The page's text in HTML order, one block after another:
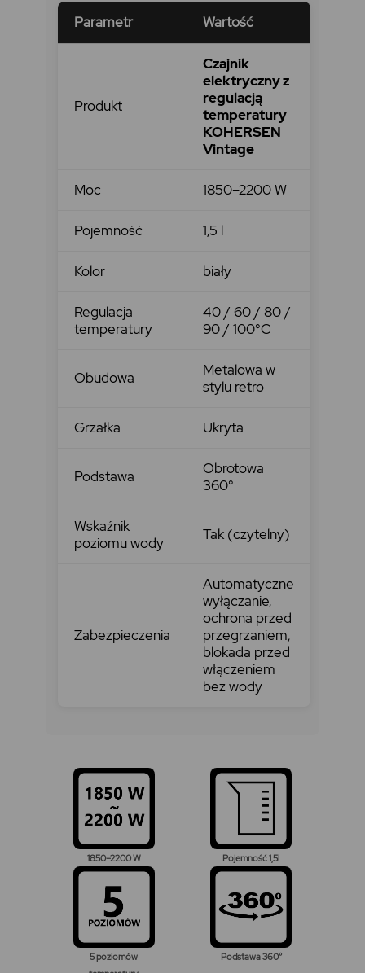
Parametr Wartość
Produkt
Czajnik
elektryczny z
regulacją
temperatury
KOHERSEN
Vintage
Moc 1850–2200 W
Pojemność 1,5 l
Kolor biały
Regulacja
temperatury
40 / 60 / 80 /
90 / 100°C
Obudowa
Metalowa w
stylu retro
Grzałka Ukryta
Podstawa
Obrotowa
360°
Wskaźnik
poziomu wody
Tak (czytelny)
Zabezpieczenia
Automatyczne
wyłączanie,
ochrona przed
przegrzaniem,
blokada przed
włączeniem
bez wody
1850–2200 W Pojemność 1,5l
5 poziomów
Podstawa 360°